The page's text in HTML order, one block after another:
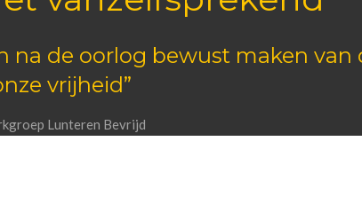
na de oorlog bewust maken van
vrijheid”
Lunteren Bevrijd